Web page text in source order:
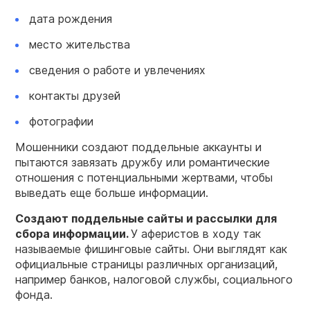
дата рождения
место жительства
сведения о работе и увлечениях
контакты друзей
фотографии
Мошенники создают поддельные аккаунты и
пытаются завязать дружбу или романтические
отношения с потенциальными жертвами, чтобы
выведать еще больше информации.
Создают поддельные сайты и рассылки для
сбора информации.У аферистов в ходу так
называемые фишинговые сайты. Они выглядят как
официальные страницы различных организаций,
например банков, налоговой службы, социального
фонда.